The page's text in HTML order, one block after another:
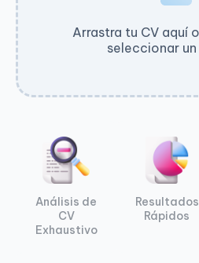
Arrastra tu CV aquí o
seleccionar
Análisis de
CV
Exhaustivo
Resultados
Rápidos